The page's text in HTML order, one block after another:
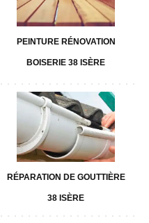
PEINTURE RÉNOVATION
BOISERIE 38 ISÈRE
RÉPARATION DE GOUTTIÈRE
38 ISÈRE